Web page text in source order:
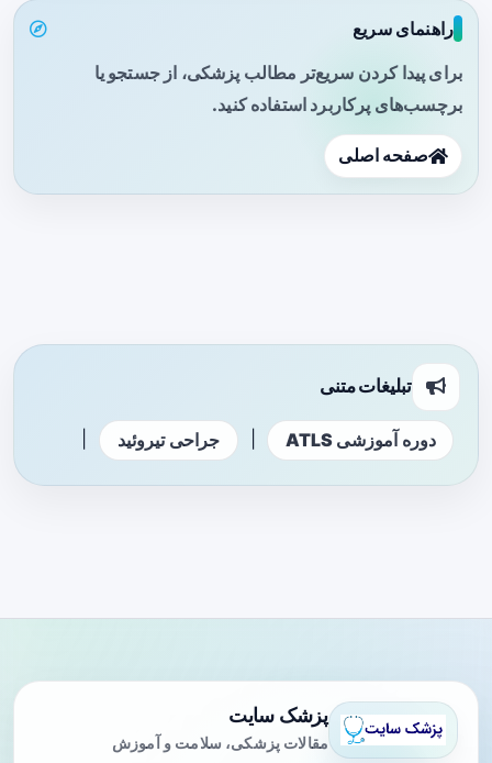
راهنمای سریع
برای پیدا کردن سریع‌تر مطالب پزشکی، از جستجو یا
برچسب‌های پرکاربرد استفاده کنید.
صفحه اصلی
تبلیغات متنی
دوره آموزشی ATLS جراحی تیروئید
پزشک سایت
مقالات پزشکی، سلامت و آموزش